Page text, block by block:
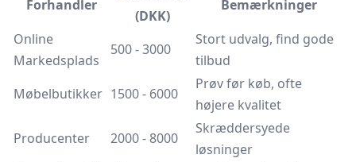
Forhandler
(DKK)
Bemærkninger
Online
Markedsplads
500 - 3000
Stort udvalg, find gode
tilbud
Møbelbutikker 1500 - 6000
Prøv før køb, ofte
højere kvalitet
Producenter
2000 - 8000
Skræddersyede
løsninger